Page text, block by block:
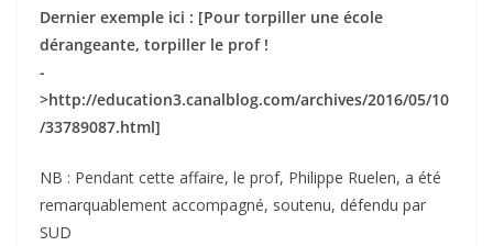
Dernier exemple ici : [Pour torpiller une école
dérangeante, torpiller le prof !
-
>http://education3.canalblog.com/archives/2016/05/10
/33789087.html]
NB : Pendant cette affaire, le prof, Philippe Ruelen, a été
remarquablement accompagné, soutenu, défendu par
SUD